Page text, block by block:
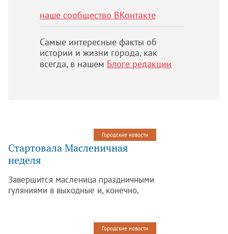
наше сообщество ВКонтакте
Самые интересные факты об
истории и жизни города, как
всегда, в нашем Блоге редакции
Городские новости
Стартовала Масленичная
неделя
Завершится масленица праздничными
гуляниями в выходные и, конечно,
Городские новости